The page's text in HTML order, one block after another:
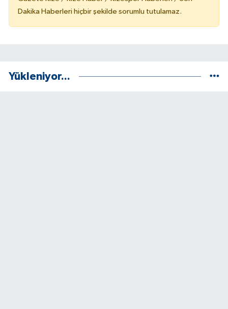
Dakika Haberleri hiçbir şekilde sorumlu tutulamaz.
Yükleniyor...